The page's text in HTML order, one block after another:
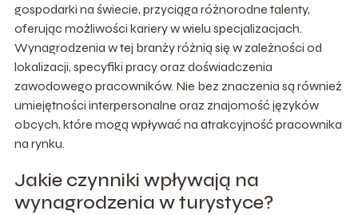
gospodarki na świecie, przyciąga różnorodne talenty,
oferując możliwości kariery w wielu specjalizacjach.
Wynagrodzenia w tej branży różnią się w zależności od
lokalizacji, specyfiki pracy oraz doświadczenia
zawodowego pracowników. Nie bez znaczenia są również
umiejętności interpersonalne oraz znajomość języków
obcych, które mogą wpływać na atrakcyjność pracownika
na rynku.
Jakie czynniki wpływają na
wynagrodzenia w turystyce?